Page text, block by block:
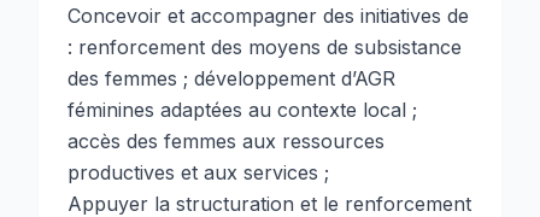
Concevoir et accompagner des initiatives de
: renforcement des moyens de subsistance
des femmes ; développement d’AGR
féminines adaptées au contexte local ;
accès des femmes aux ressources
productives et aux services ;
Appuyer la structuration et le renforcement